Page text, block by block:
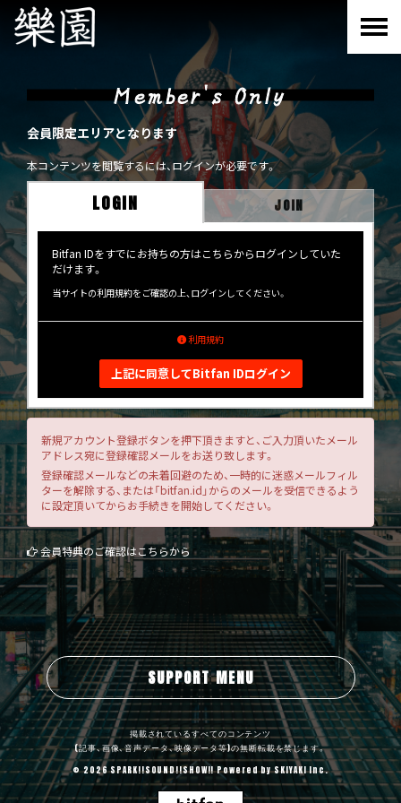
Member's Only
会員限定エリアとなります
本コンテンツを閲覧するには、ログインが必要です。
LOGIN JOIN
Bitfan IDをすでにお持ちの方はこちらからログインしていた
だけます。
当サイトの利用規約をご確認の上、ログインしてください。
利用規約
上記に同意してBitfan IDログイン
新規アカウント登録ボタンを押下頂きますと、ご入力頂いたメール
アドレス宛に登録確認メールをお送り致します。
登録確認メールなどの未着回避のため、一時的に迷惑メールフィル
ターを解除する、または「bitfan.id」からのメールを受信できるよう
に設定頂いてからお手続きを開始してください。
会員特典のご確認はこちらから
SUPPORT MENU
掲載されているすべてのコンテンツ
(記事、画像、音声データ、映像データ等)の無断転載を禁じます。
© 2026 SPARK!!SOUND!!SHOW!! Powered bySKIYAKI Inc.